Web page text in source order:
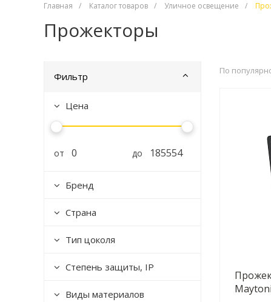
Главная / Каталог товаров / Уличное освещение /
Прожекторы
Фильтр
Цена
от до
Бренд
Страна
Тип цоколя
Степень защиты, IP
Виды материалов
По